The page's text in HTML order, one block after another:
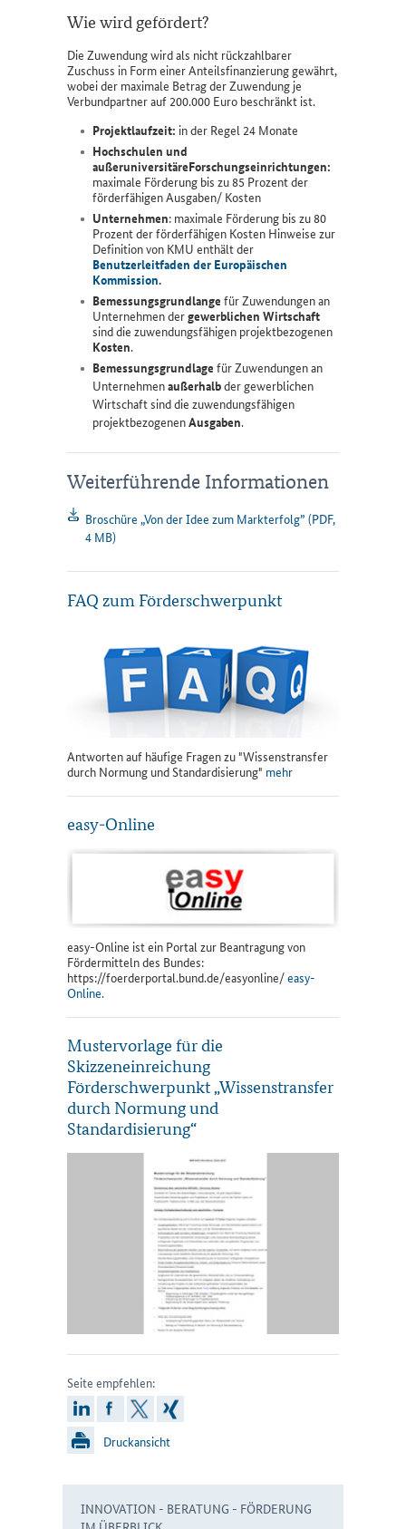
Wie wird gefördert?
Die Zuwendung wird als nicht rückzahlbarer
Zuschuss in Form einer Anteilsfinanzierung gewährt,
wobei der maximale Betrag der Zuwendung je
Verbundpartner auf 200.000 Euro beschränkt ist.
Projektlaufzeit: in der Regel 24 Monate
Hochschulen und
außeruniversitäreForschungseinrichtungen:
maximale Förderung bis zu 85 Prozent der
förderfähigen Ausgaben/ Kosten
Unternehmen: maximale Förderung bis zu 80
Prozent der förderfähigen Kosten Hinweise zur
Definition von KMU enthält der
Benutzerleitfaden der Europäischen
Kommission.
Bemessungsgrundlange für Zuwendungen an
Unternehmen dergewerblichen Wirtschaft
sind die zuwendungsfähigen projektbezogenen
Kosten.
Bemessungsgrundlage für Zuwendungen an
Unternehmenaußerhalbder gewerblichen
Wirtschaft sind die zuwendungsfähigen
projektbezogenenAusgaben.
Informationen
Weiterführende Informationen
Broschüre „Von der Idee zum Markterfolg” (PDF,
4 MB)
FAQ zum Förderschwerpunkt
Antworten auf häufige Fragen zu "Wissenstransfer
durch Normung und Standardisierung" mehr
easy-Online
easy-Online ist ein Portal zur Beantragung von
Fördermitteln des Bundes:
https://foerderportal.bund.de/easyonline/easy-
Online.
Mustervorlage für die
Skizzeneinreichung
Förderschwerpunkt „Wissenstransfer
durch Normung und
Standardisierung“
Seite empfehlen:
linkedinfacebook
x
Druckansicht
INNOVATION - BERATUNG - FÖRDERUNG